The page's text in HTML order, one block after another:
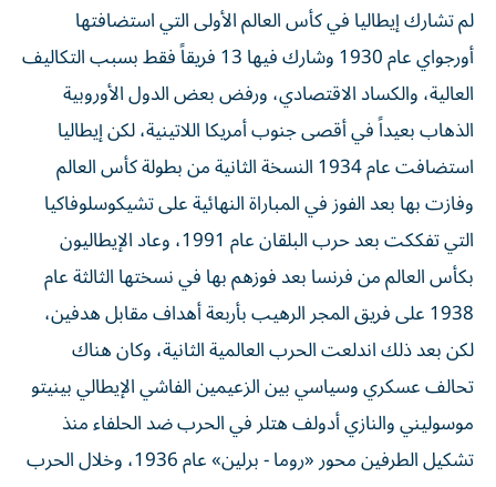
لم تشارك إيطاليا في كأس العالم الأولى التي استضافتها
أورجواي عام 1930 وشارك فيها 13 فريقاً فقط بسبب التكاليف
العالية، والكساد الاقتصادي، ورفض بعض الدول الأوروبية
الذهاب بعيداً في أقصى جنوب أمريكا اللاتينية، لكن إيطاليا
استضافت عام 1934 النسخة الثانية من بطولة كأس العالم
وفازت بها بعد الفوز في المباراة النهائية على تشيكوسلوفاكيا
التي تفككت بعد حرب البلقان عام 1991، وعاد الإيطاليون
بكأس العالم من فرنسا بعد فوزهم بها في نسختها الثالثة عام
1938 على فريق المجر الرهيب بأربعة أهداف مقابل هدفين،
لكن بعد ذلك اندلعت الحرب العالمية الثانية، وكان هناك
تحالف عسكري وسياسي بين الزعيمين الفاشي الإيطالي بينيتو
موسوليني والنازي أدولف هتلر في الحرب ضد الحلفاء منذ
تشكيل الطرفين محور «روما - برلين» عام 1936، وخلال الحرب